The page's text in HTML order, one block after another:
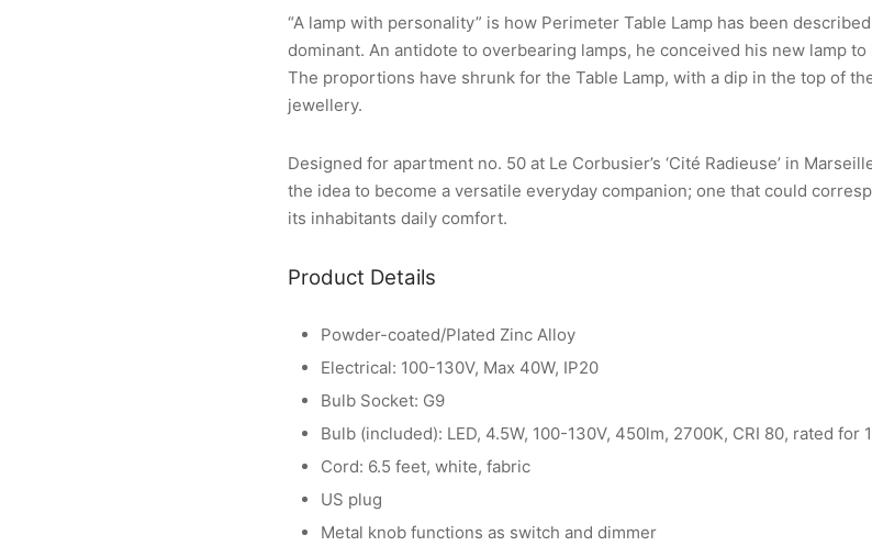
“A lamp with personality” is how Perimeter Table Lamp has been
dominant. An antidote to overbearing lamps, he conceived his new lamp to
The proportions have shrunk for the Table Lamp, with a dip in the top of
jewellery.
Designed for apartment no. 50 at Le Corbusier’s ‘Cité Radieuse’ in
the idea to become a versatile everyday companion; one that could
its inhabitants daily comfort.
Product Details
Powder-coated/Plated Zinc Alloy
Electrical: 100-130V, Max 40W, IP20
Bulb Socket: G9
Bulb (included): LED, 4.5W, 100-130V, 450lm, 2700K, CRI 80, rated for
Cord: 6.5 feet, white, fabric
US plug
Metal knob functions as switch and dimmer